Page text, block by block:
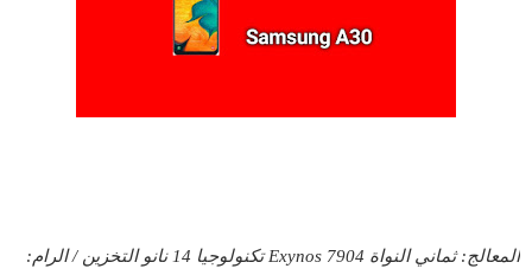
المعالج: ثماني النواة Exynos 7904 تكنولوجيا 14 نانو
التخزين / الرام: